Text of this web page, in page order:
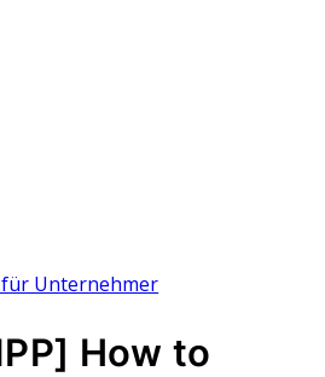
für Unternehmer
How to